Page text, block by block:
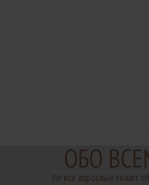
ОБО
Не все взрослые знают